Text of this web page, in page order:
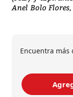
Anel Bolo Flores,
Encuentra